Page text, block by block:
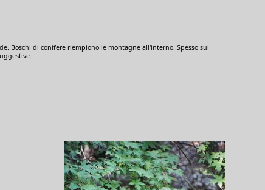
Boschi di conifere riempiono le montagne all'interno. Spesso sui